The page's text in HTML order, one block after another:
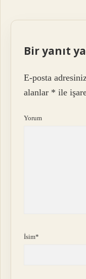
Bir yanıt
E-posta
alanlar * ile
Yorum
İsim*